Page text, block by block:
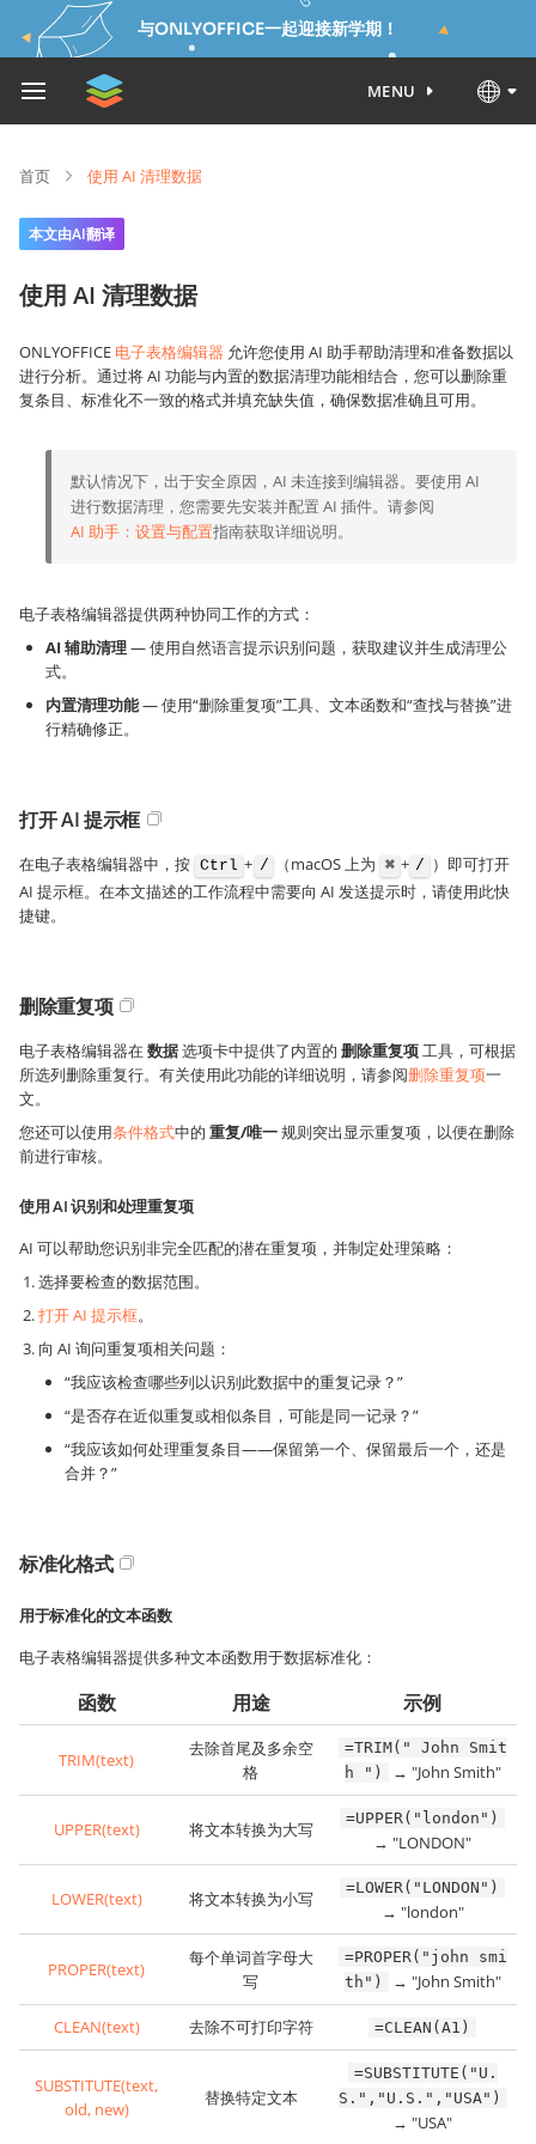
与ONLYOFFICE一起迎接新学期！
MENU
首页 使用 AI 清理数据
本文由AI翻译
使用 AI 清理数据
ONLYOFFICE 电子表格编辑器 允许您使用 AI 助手帮助清理和准备数据以
进行分析。通过将 AI 功能与内置的数据清理功能相结合，您可以删除重
复条目、标准化不一致的格式并填充缺失值，确保数据准确且可用。
默认情况下，出于安全原因，AI 未连接到编辑器。要使用 AI
进行数据清理，您需要先安装并配置 AI 插件。请参阅
AI 助手：设置与配置指南获取详细说明。
电子表格编辑器提供两种协同工作的方式：
AI 辅助清理— 使用自然语言提示识别问题，获取建议并生成清理公
式。
内置清理功能— 使用“删除重复项”工具、文本函数和“查找与替换”进
行精确修正。
打开 AI 提示框
在电子表格编辑器中，按 Ctrl + / （macOS 上为 ⌘ + / ）即可打开
AI 提示框。在本文描述的工作流程中需要向 AI 发送提示时，请使用此快
捷键。
删除重复项
电子表格编辑器在数据选项卡中提供了内置的 删除重复项工具，可根据
所选列删除重复行。有关使用此功能的详细说明，请参阅删除重复项一
文。
您还可以使用条件格式中的 重复/唯一规则突出显示重复项，以便在删除
前进行审核。
使用 AI 识别和处理重复项
AI 可以帮助您识别非完全匹配的潜在重复项，并制定处理策略：
选择要检查的数据范围。
打开 AI 提示框。
向 AI 询问重复项相关问题：
“我应该检查哪些列以识别此数据中的重复记录？”
“是否存在近似重复或相似条目，可能是同一记录？”
“我应该如何处理重复条目——保留第一个、保留最后一个，还是
合并？”
标准化格式
用于标准化的文本函数
电子表格编辑器提供多种文本函数用于数据标准化：
函数 用途 示例
TRIM(text)
去除首尾及多余空
格
=TRIM(" John Smit
h ")
→ "John Smith"
UPPER(text) 将文本转换为大写
=UPPER("london")
→ "LONDON"
LOWER(text) 将文本转换为小写
=LOWER("LONDON")
→ "london"
PROPER(text)
每个单词首字母大
写
=PROPER("john smi
th")
→ "John Smith"
CLEAN(text) 去除不可打印字符 =CLEAN(A1)
SUBSTITUTE(text,
old, new)
替换特定文本
=SUBSTITUTE("U.
S.","U.S.","USA")
→ "USA"